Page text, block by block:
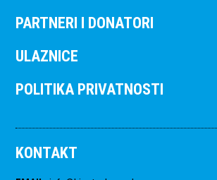
PARTNERI I DONATORI
ULAZNICE
POLITIKA PRIVATNOSTI
KONTAKT